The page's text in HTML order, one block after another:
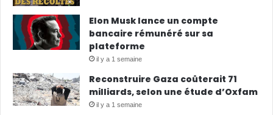
Elon Musk lance un compte
bancaire rémunéré sur sa
plateforme
il y a 1 semaine
Reconstruire Gaza coûterait 71
milliards, selon une étude d’Oxfam
il y a 1 semaine